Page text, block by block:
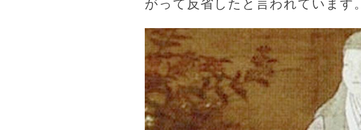
がって反省したと言われています。